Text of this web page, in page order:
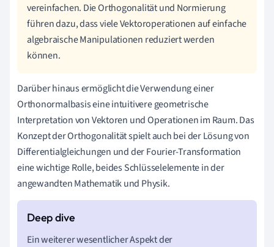
vereinfachen. Die Orthogonalität und Normierung
führen dazu, dass viele Vektoroperationen auf einfache
algebraische Manipulationen reduziert werden
können.
Darüber hinaus ermöglicht die Verwendung einer
Orthonormalbasis eine intuitivere geometrische
Interpretation von Vektoren und Operationen im Raum. Das
Konzept der Orthogonalität spielt auch bei der Lösung von
Differentialgleichungen und der Fourier-Transformation
eine wichtige Rolle, beides Schlüsselelemente in der
angewandten Mathematik und Physik.
Ein weiterer wesentlicher Aspekt der